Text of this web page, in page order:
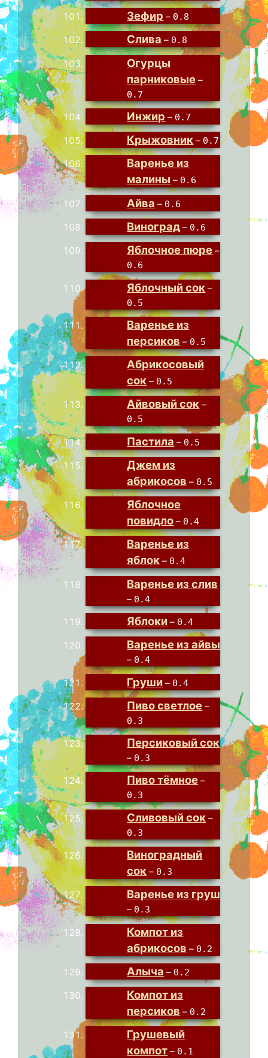
Зефир – 0.8
Слива – 0.8
Огурцы
парниковые –
0.7
Инжир – 0.7
Крыжовник – 0.7
Варенье из
малины – 0.6
Айва – 0.6
Виноград – 0.6
Яблочное пюре –
0.6
Яблочный сок –
0.5
Варенье из
персиков – 0.5
Абрикосовый
сок – 0.5
Айвовый сок –
0.5
Пастила – 0.5
Джем из
абрикосов – 0.5
Яблочное
повидло – 0.4
Варенье из
яблок – 0.4
Варенье из слив
– 0.4
Яблоки – 0.4
Варенье из айвы
– 0.4
Груши – 0.4
Пиво светлое –
0.3
Персиковый сок
– 0.3
Пиво тёмное –
0.3
Сливовый сок –
0.3
Виноградный
сок – 0.3
Варенье из груш
– 0.3
Компот из
абрикосов – 0.2
Алыча – 0.2
Компот из
персиков – 0.2
Грушевый
компот – 0.1